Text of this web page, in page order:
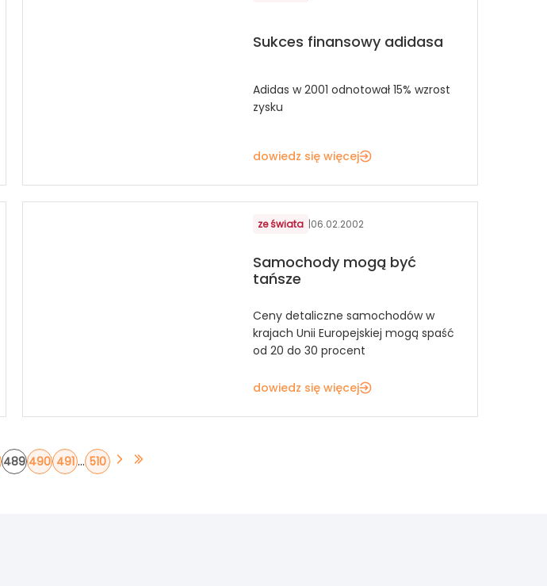
Sukces finansowy adidasa
Adidas w 2001 odnotował 15% wzrost
zysku
dowiedz się więcej
ze świata |06.02.2002
Samochody mogą być
tańsze
Ceny detaliczne samochodów w
krajach Unii Europejskiej mogą spaść
od 20 do 30 procent
dowiedz się więcej
489 490 491 ... 510